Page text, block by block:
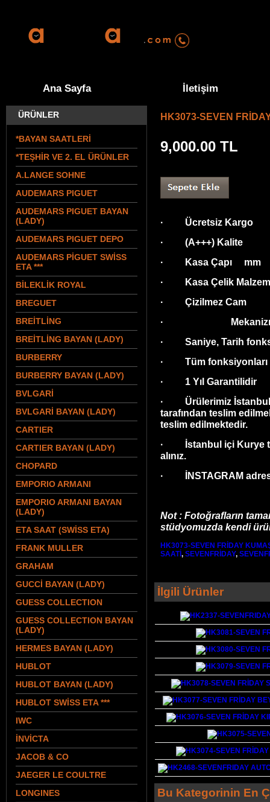
Ana Sayfa İletişim
ÜRÜNLER
*BAYAN SAATLERİ
*TEŞHİR VE 2. EL ÜRÜNLER
A.LANGE SOHNE
AUDEMARS PIGUET
AUDEMARS PIGUET BAYAN
(LADY)
AUDEMARS PIGUET DEPO
AUDEMARS PİGUET SWİSS
ETA ***
BİLEKLİK ROYAL
BREGUET
BREİTLİNG
BREİTLİNG BAYAN (LADY)
BURBERRY
BURBERRY BAYAN (LADY)
BVLGARİ
BVLGARİ BAYAN (LADY)
CARTIER
CARTIER BAYAN (LADY)
CHOPARD
EMPORIO ARMANI
EMPORIO ARMANI BAYAN
(LADY)
ETA SAAT (SWİSS ETA)
FRANK MULLER
GRAHAM
GUCCİ BAYAN (LADY)
GUESS COLLECTION
GUESS COLLECTION BAYAN
(LADY)
HERMES BAYAN (LADY)
HUBLOT
HUBLOT BAYAN (LADY)
HUBLOT SWİSS ETA ***
IWC
İNVİCTA
JACOB & CO
JAEGER LE COULTRE
LONGINES
HK3073-SEVEN
9,000.00 TL
· Ücretsiz Kargo
· (A+++) Kalite
· Kasa Çapı mm
· Kasa Çelik
· Çizilmez Cam
·
· Saniye, Tarih
· Tüm fonksiyonları
· 1 Yıl Garantilidir
· Ürülerimiz İstanbul
tarafından teslim
teslim edilmektedir.
· İstanbul içi Kurye
alınız.
· İNSTAGRAM
Not : Fotoğrafların
stüdyomuzda kendi
HK3073-SEVEN FRİDAY
SAATİ, SEVENFRİDAY,
İlgili Ürünler
Bu Kategorinin En